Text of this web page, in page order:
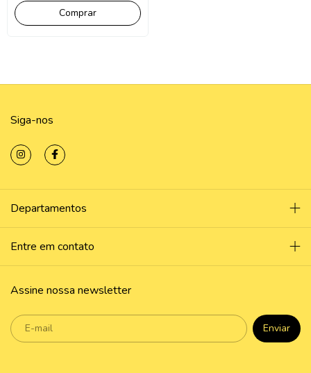
Siga-nos
Departamentos
Entre em contato
Assine nossa newsletter